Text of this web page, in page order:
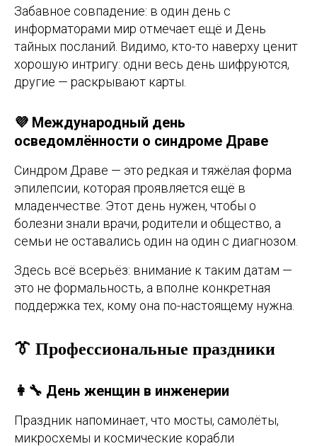
Забавное совпадение: в один день с
информаторами мир отмечает ещё и День
тайных посланий. Видимо, кто-то наверху ценит
хорошую интригу: одни весь день шифруются,
другие — раскрывают карты.
💜 Международный день
осведомлённости о синдроме Драве
Синдром Драве — это редкая и тяжёлая форма
эпилепсии, которая проявляется ещё в
младенчестве. Этот день нужен, чтобы о
болезни знали врачи, родители и общество, а
семьи не оставались один на один с диагнозом.
Здесь всё всерьёз: внимание к таким датам —
это не формальность, а вполне конкретная
поддержка тех, кому она по-настоящему нужна.
👔 Профессиональные праздники
👩‍🔧 День женщин в инженерии
Праздник напоминает, что мосты, самолёты,
микросхемы и космические корабли